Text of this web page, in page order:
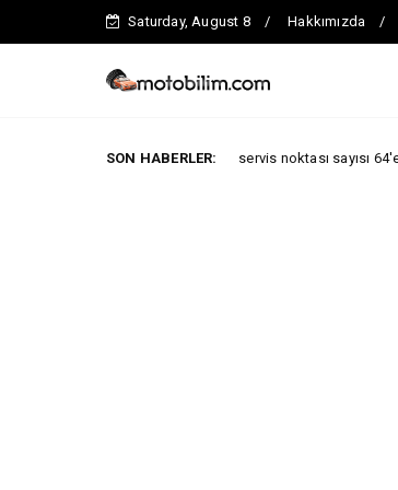
Saturday, August 8 Hakkımızda
SON HABERLER:
kadar toplam servis noktası sayısı 64'e çıkıyor